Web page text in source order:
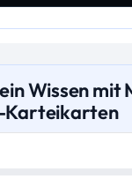
Wissen mit
Karteikarten